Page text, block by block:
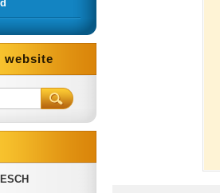
website